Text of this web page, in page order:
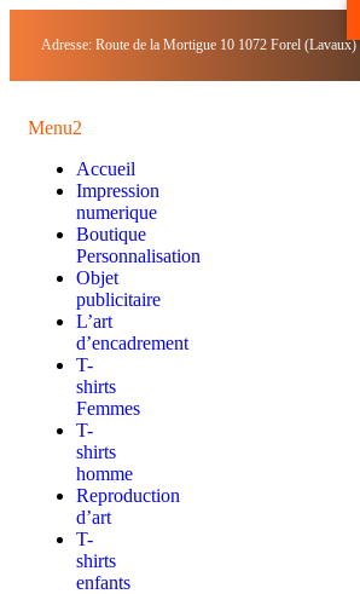
Adresse: Route de la Mortigue 10 1072 Forel
Menu2
Accueil
Impression
numerique
Boutique
Personnalisation
Objet
publicitaire
L’art
d’encadrement
T-
shirts
Femmes
T-
shirts
homme
Reproduction
d’art
T-
shirts
enfants